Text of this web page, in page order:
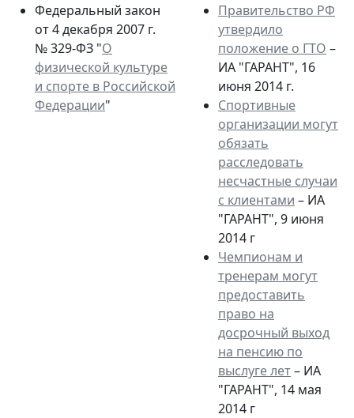
Федеральный закон
от 4 декабря 2007 г.
№ 329-ФЗ "О
физической культуре
и спорте в Российской
Федерации"
Правительство РФ
утвердило
положение о ГТО –
ИА "ГАРАНТ", 16
июня 2014 г.
Спортивные
организации могут
обязать
расследовать
несчастные случаи
с клиентами – ИА
"ГАРАНТ", 9 июня
2014 г
Чемпионам и
тренерам могут
предоставить
право на
досрочный выход
на пенсию по
выслуге лет– ИА
"ГАРАНТ", 14 мая
2014 г